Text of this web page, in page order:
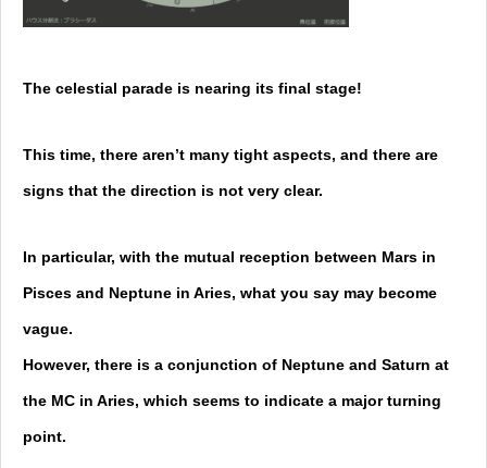
The celestial parade is nearing its final stage!
This time, there aren’t many tight aspects, and there are
signs that the direction is not very clear.
In particular, with the mutual reception between Mars in
Pisces and Neptune in Aries, what you say may become
vague.
However, there is a conjunction of Neptune and Saturn at
the MC in Aries, which seems to indicate a major turning
point.